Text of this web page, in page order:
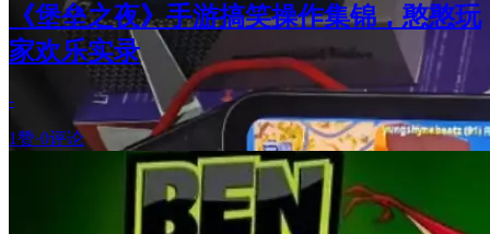
《堡垒之夜》手游搞笑操作集锦，憨憨玩
家欢乐实录
-
1赞·0评论